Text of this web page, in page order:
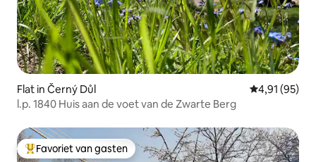
Flat in Černý Důl Gemiddelde
4,91 (95)
l.p. 1840 Huis aan de voet van de Zwarte Berg
Topfavoriet van gasten
Favoriet van gasten